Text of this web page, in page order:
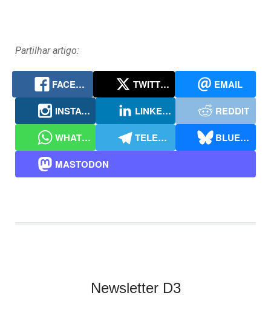
Partilhar artigo:
FACEBOOK TWITTER
EMAIL
INSTAGRAM
LINKEDIN
REDDIT
WHATSAPP
TELEGRAM
BLUESKY
MASTODON
Newsletter D3